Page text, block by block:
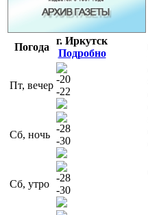
Погода
г. Иркутск
Подробно
Пт, вечер
-20
-22
Сб, ночь
-28
-30
Сб, утро
-28
-30